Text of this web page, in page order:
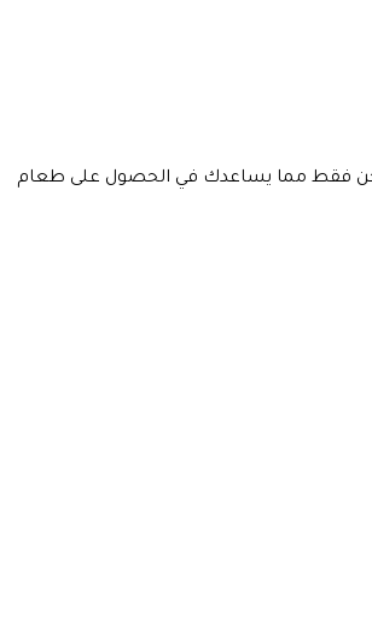
الساخن فقط مما يساعدك في الحصول على طعام